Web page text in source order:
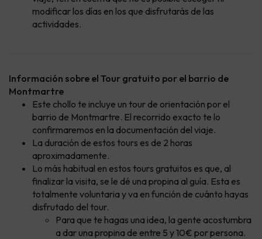
modificar los días en los que disfrutarás de las
actividades.
Información sobre el Tour gratuito por el barrio de
Montmartre
Este chollo te incluye un tour de orientación por el
barrio de Montmartre. El recorrido exacto te lo
confirmaremos en la documentación del viaje.
La duración de estos tours es de 2 horas
aproximadamente.
Lo más habitual en estos tours gratuitos es que, al
finalizar la visita, se le dé una propina al guía. Esta es
totalmente voluntaria y va en función de cuánto hayas
disfrutado del tour.
Para que te hagas una idea, la gente acostumbra
a dar una propina de entre 5 y 10€ por persona.